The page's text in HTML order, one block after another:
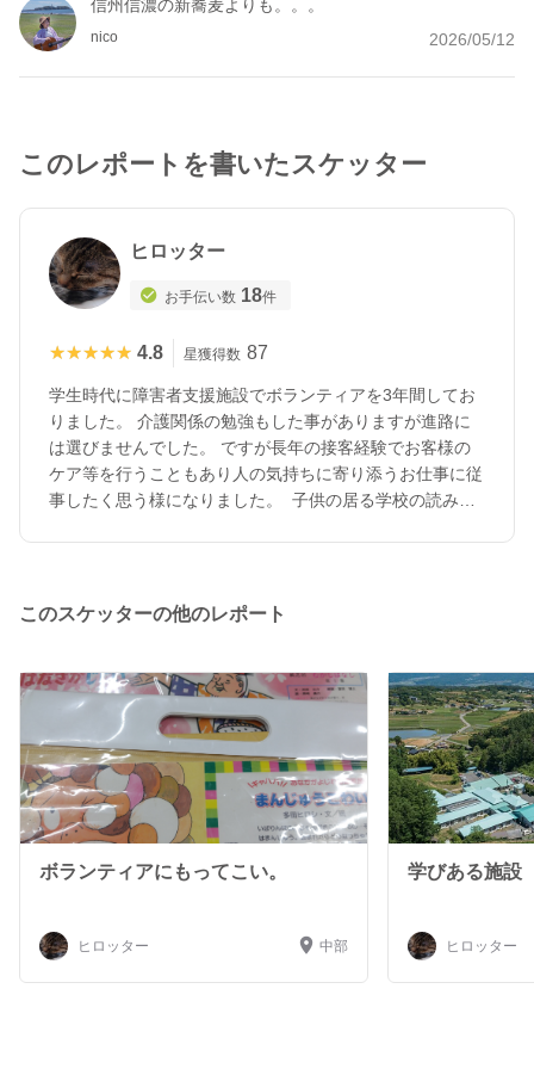
信州信濃の新蕎麦よりも。。。
nico 2026/05/12
このレポートを書いたスケッター
ヒロッター
お手伝い数 18件
★★★★★
★★★★★ 4.8 星獲得数 87
学生時代に障害者支援施設でボランティアを3年間してお
りました。 介護関係の勉強もした事がありますが進路に
は選びませんでした。 ですが長年の接客経験でお客様の
ケア等を行うこともあり人の気持ちに寄り添うお仕事に従
事したく思う様になりました。 子供の居る学校の読み聞
このスケッターの他のレポート
ボランティアにもってこい。
ヒロッター 中部
学びある施設
ヒロッター